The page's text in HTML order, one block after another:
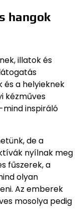
hangok
illatok és
és a helyieknek
kézműves
inspiráló
de a
nyílnak meg
fűszerek, a
olyan
Az emberek
mosolya pedig